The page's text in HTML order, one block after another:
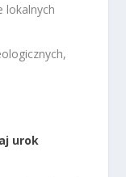
lokalnych
urok